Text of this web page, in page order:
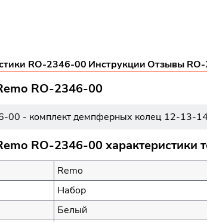
RO-2346-00 ИнструкцииОтзывы
RO-2346-00
00 - комплект демпферных колец 12-13-
RO-2346-00 характеристики
Remo
Набор
Белый